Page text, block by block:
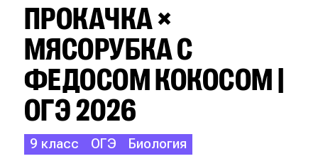
ПРОКАЧКА ×
МЯСОРУБКА С
ФЕДОСОМ КОКОСОМ |
ОГЭ 2026
9 класс ОГЭ Биология